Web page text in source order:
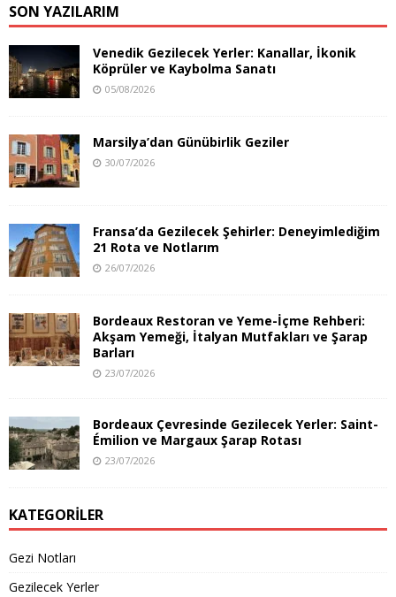
SON YAZILARIM
Venedik Gezilecek Yerler: Kanallar, İkonik
Köprüler ve Kaybolma Sanatı
05/08/2026
Marsilya’dan Günübirlik Geziler
30/07/2026
Fransa’da Gezilecek Şehirler: Deneyimlediğim
21 Rota ve Notlarım
26/07/2026
Bordeaux Restoran ve Yeme-İçme Rehberi:
Akşam Yemeği, İtalyan Mutfakları ve Şarap
Barları
23/07/2026
Bordeaux Çevresinde Gezilecek Yerler: Saint-
Émilion ve Margaux Şarap Rotası
23/07/2026
KATEGORILER
Gezi Notları
Gezilecek Yerler